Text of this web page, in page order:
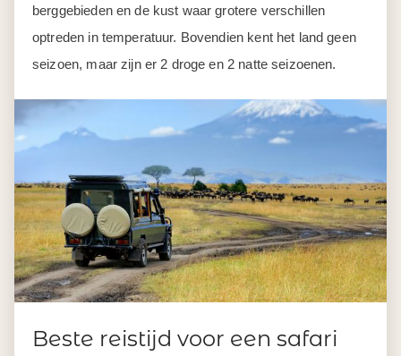
berggebieden en de kust waar grotere verschillen
optreden in temperatuur. Bovendien kent het land geen
seizoen, maar zijn er 2 droge en 2 natte seizoenen.
Beste reistijd voor een safari